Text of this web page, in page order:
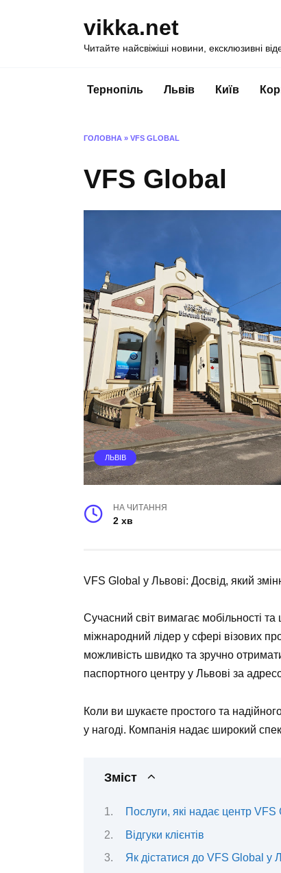
vikka.net
Читайте найсвіжіші новини, ексклюзивні
Тернопіль Львів Київ
ГОЛОВНА » VFS GLOBAL
VFS Global
ЛЬВІВ
НА ЧИТАННЯ
2 хв
VFS Global у Львові: Досвід, який
Сучасний світ вимагає мобільності
міжнародний лідер у сфері візових
можливість швидко та зручно
паспортного центру у Львові за
Коли ви шукаєте простого та
у нагоді. Компанія надає широкий
Зміст
Послуги, які надає центр VFS
Відгуки клієнтів
Як дістатися до VFS Global у